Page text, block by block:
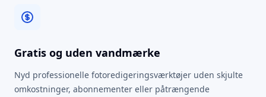
Gratis og uden vandmærke
Nyd professionelle fotoredigeringsværktøjer uden skjulte
omkostninger, abonnementer eller påtrængende